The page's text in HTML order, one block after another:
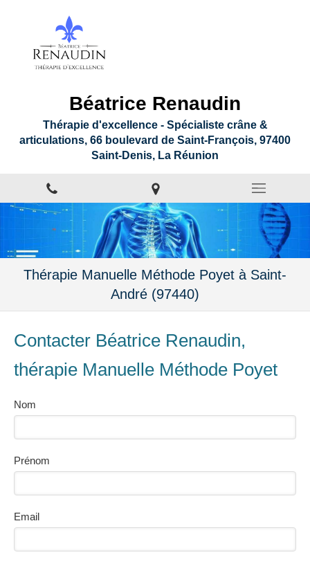
Béatrice Renaudin
Thérapie d'excellence - Spécialiste crâne &
articulations, 66 boulevard de Saint-François, 97400
Saint-Denis, La Réunion
Thérapie Manuelle Méthode Poyet à Saint-
André (97440)
Contacter Béatrice Renaudin,
thérapie Manuelle Méthode Poyet
Nom
Prénom
Email